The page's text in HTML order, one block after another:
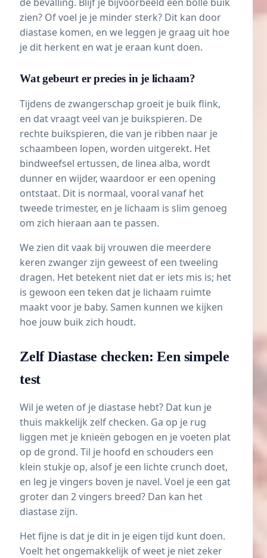
zien? Of voel je je minder sterk? Dit kan door
diastase komen, en we leggen je graag uit hoe
je dit herkent en wat je eraan kunt doen.
Wat gebeurt er precies in je lichaam?
Tijdens de zwangerschap groeit je buik flink,
en dat vraagt veel van je buikspieren. De
rechte buikspieren, die van je ribben naar je
schaambeen lopen, worden uitgerekt. Het
bindweefsel ertussen, de linea alba, wordt
dunner en wijder, waardoor er een opening
ontstaat. Dit is normaal, vooral vanaf het
tweede trimester, en je lichaam is slim genoeg
om zich hieraan aan te passen.
We zien dit vaak bij vrouwen die meerdere
keren zwanger zijn geweest of een tweeling
dragen. Het betekent niet dat er iets mis is; het
is gewoon een teken dat je lichaam ruimte
maakt voor je baby. Samen kunnen we kijken
hoe jouw buik zich houdt.
Zelf Diastase checken: Een simpele
test
Wil je weten of je diastase hebt? Dat kun je
thuis makkelijk zelf checken. Ga op je rug
liggen met je knieën gebogen en je voeten plat
op de grond. Til je hoofd en schouders een
klein stukje op, alsof je een lichte crunch doet,
en leg je vingers boven je navel. Voel je een gat
groter dan 2 vingers breed? Dan kan het
diastase zijn.
Het fijne is dat je dit in je eigen tijd kunt doen.
Voelt het ongemakkelijk of weet je niet zeker